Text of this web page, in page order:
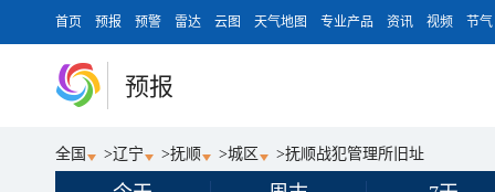
首页 预报 预警 雷达 云图 天气地图 专业产品 资讯 视频 节气
预报
全国 >辽宁 >抚顺 >城区 >抚顺战犯管理所旧址